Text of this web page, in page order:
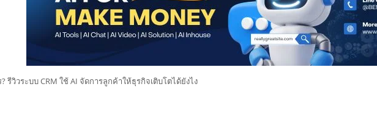
รีวิวระบบ CRM ใช้ AI จัดการลูกค้าให้ธุรกิจเติบโตได้ยังไง